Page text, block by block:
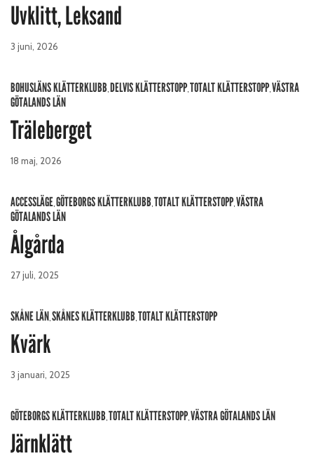
Uvklitt, Leksand
3 juni, 2026
BOHUSLÄNS KLÄTTERKLUBB,DELVIS KLÄTTERSTOPP,TOTALT KLÄTTERSTOPP,VÄSTRA
GÖTALANDS LÄN
Träleberget
18 maj, 2026
ACCESSLÄGE,GÖTEBORGS KLÄTTERKLUBB,TOTALT KLÄTTERSTOPP,VÄSTRA
GÖTALANDS LÄN
Ålgårda
27 juli, 2025
SKÅNE LÄN,SKÅNES KLÄTTERKLUBB,TOTALT KLÄTTERSTOPP
Kvärk
3 januari, 2025
GÖTEBORGS KLÄTTERKLUBB,TOTALT KLÄTTERSTOPP,VÄSTRA GÖTALANDS LÄN
Järnklätt